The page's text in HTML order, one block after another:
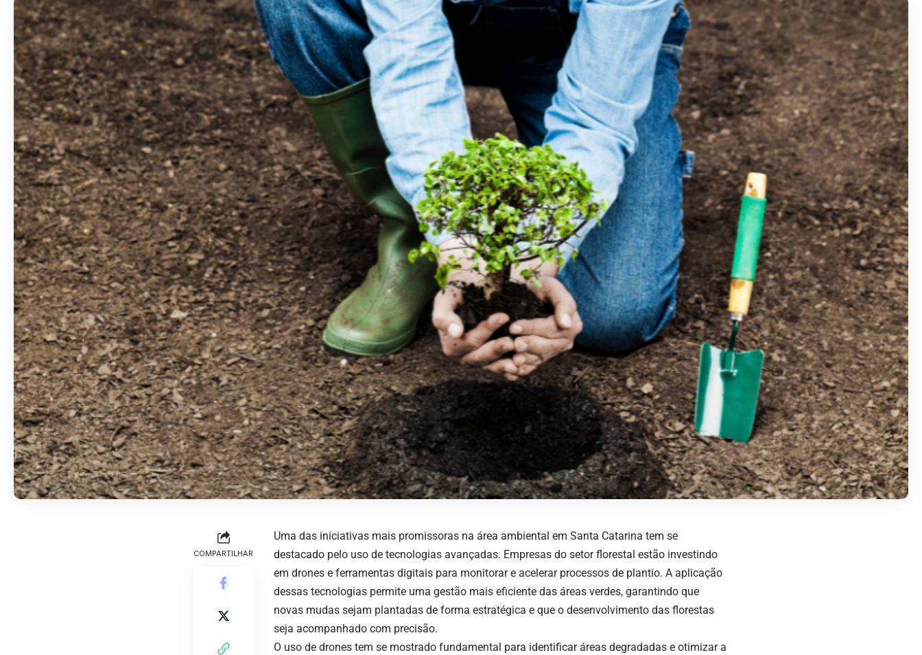
COMPARTILHAR
Uma das iniciativas mais promissoras na área ambiental em Santa Catarina tem se
destacado pelo uso de tecnologias avançadas. Empresas do setor florestal estão investindo
em drones e ferramentas digitais para monitorar e acelerar processos de plantio. A aplicação
dessas tecnologias permite uma gestão mais eficiente das áreas verdes, garantindo que
novas mudas sejam plantadas de forma estratégica e que o desenvolvimento das florestas
seja acompanhado com precisão.
O uso de drones tem se mostrado fundamental para identificar áreas degradadas e otimizar a